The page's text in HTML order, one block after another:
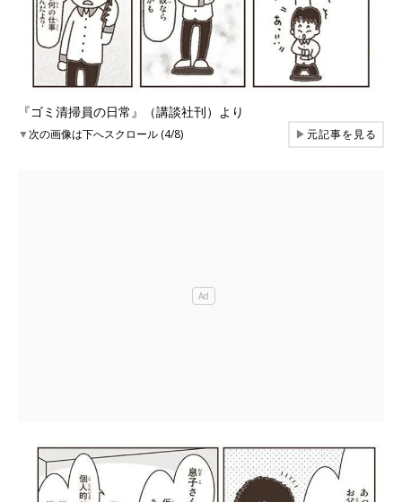
『ゴミ清掃員の日常』（講談社刊）より
▼次の画像は下へスクロール (4/8) ▶元記事を見る